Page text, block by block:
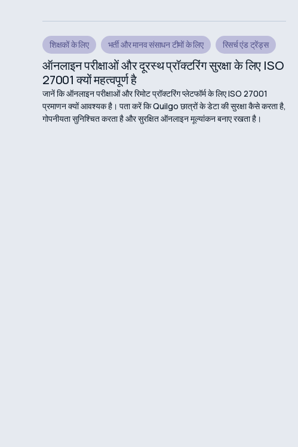
शिक्षकों के लिए भर्ती और मानव संसाधन टीमों के लिए रिसर्च एंड ट्रेंड्स
ऑनलाइन परीक्षाओं और दूरस्थ प्रॉक्टरिंग सुरक्षा के लिए ISO
27001 क्यों महत्वपूर्ण है
जानें कि ऑनलाइन परीक्षाओं और रिमोट प्रॉक्टरिंग प्लेटफॉर्म के लिए ISO 27001
प्रमाणन क्यों आवश्यक है। पता करें कि Quilgo छात्रों के डेटा की सुरक्षा कैसे करता है,
गोपनीयता सुनिश्चित करता है और सुरक्षित ऑनलाइन मूल्यांकन बनाए रखता है।